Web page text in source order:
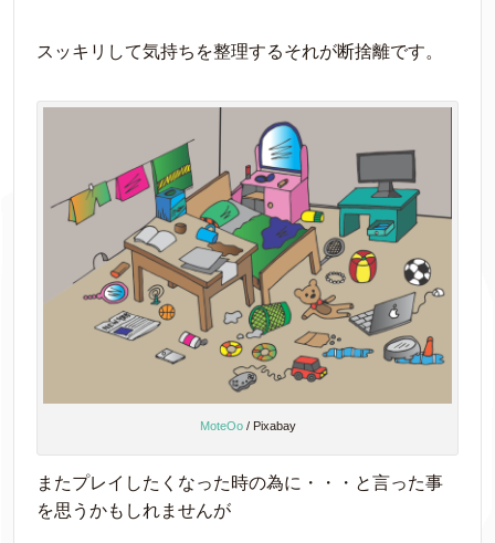
スッキリして気持ちを整理するそれが断捨離です。
MoteOo/ Pixabay
またプレイしたくなった時の為に・・・と言った事
を思うかもしれませんが